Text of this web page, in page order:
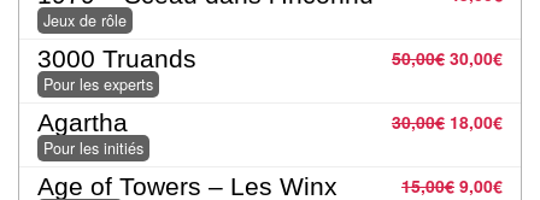
Backgammon
Jeux
traditionnels
Dominos
Jeux de rôle
50,00€ 30,00€
3000 Truands
Pour les experts
30,00€ 18,00€
Agartha
Pour les initiés
15,00€ 9,00€
Age of Towers – Les Winx